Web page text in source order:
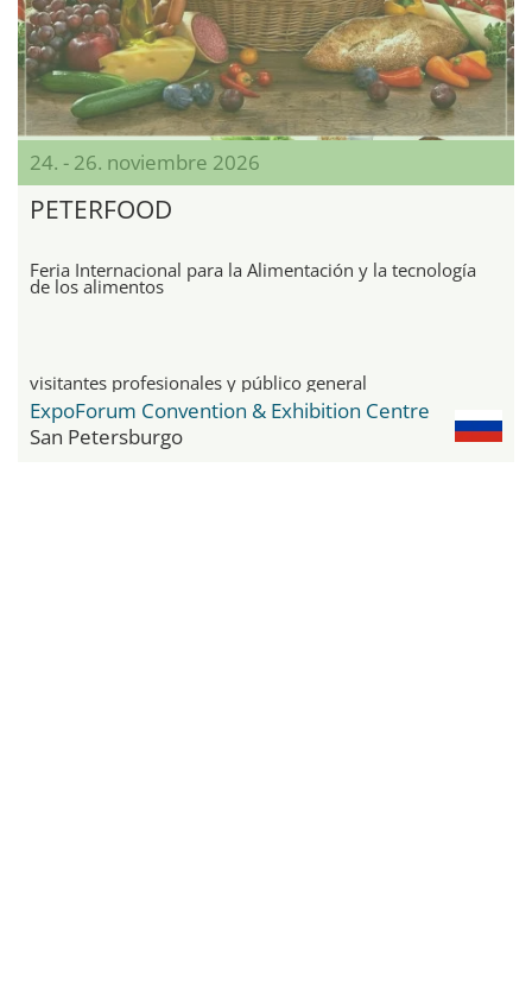
24. - 26. noviembre 2026
PETERFOOD
Feria Internacional para la Alimentación y la tecnología
de los alimentos
visitantes profesionales y público general
ExpoForum Convention & Exhibition Centre
San Petersburgo